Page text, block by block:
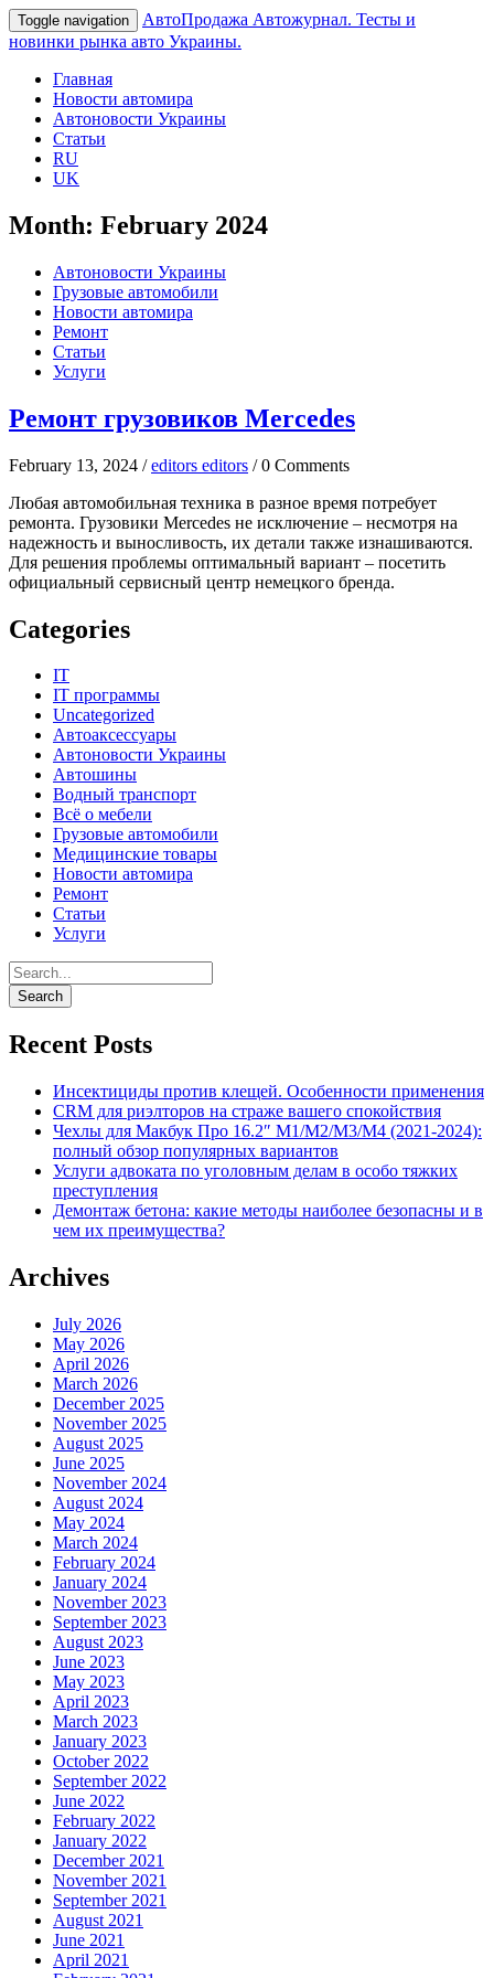
Toggle navigation АвтоПродажа Автожурнал. Тесты и
новинки рынка авто Украины.
Главная
Новости автомира
Автоновости Украины
Статьи
RU
UK
Month: February 2024
Автоновости Украины
Грузовые автомобили
Новости автомира
Ремонт
Статьи
Услуги
Ремонт грузовиков Mercedes
February 13, 2024 /editors editors / 0 Comments
Любая автомобильная техника в разное время потребует
ремонта. Грузовики Mercedes не исключение – несмотря на
надежность и выносливость, их детали также изнашиваются.
Для решения проблемы оптимальный вариант – посетить
официальный сервисный центр немецкого бренда.
Categories
IT
IT программы
Uncategorized
Автоаксессуары
Автоновости Украины
Автошины
Водный транспорт
Всё о мебели
Грузовые автомобили
Медицинские товары
Новости автомира
Ремонт
Статьи
Услуги
Recent Posts
Инсектициды против клещей. Особенности применения
CRM для риэлторов на страже вашего спокойствия
Чехлы для Макбук Про 16.2″ M1/M2/M3/M4 (2021-2024):
полный обзор популярных вариантов
Услуги адвоката по уголовным делам в особо тяжких
преступления
Демонтаж бетона: какие методы наиболее безопасны и в
чем их преимущества?
Archives
July 2026
May 2026
April 2026
March 2026
December 2025
November 2025
August 2025
June 2025
November 2024
August 2024
May 2024
March 2024
February 2024
January 2024
November 2023
September 2023
August 2023
June 2023
May 2023
April 2023
March 2023
January 2023
October 2022
September 2022
June 2022
February 2022
January 2022
December 2021
November 2021
September 2021
August 2021
June 2021
April 2021